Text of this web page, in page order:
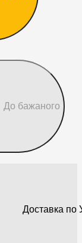
До бажаного
Доставка по